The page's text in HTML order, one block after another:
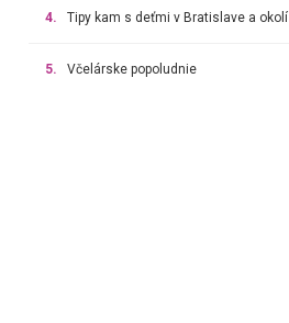
4. Tipy kam s deťmi v Bratislave a okolí
5. Včelárske popoludnie